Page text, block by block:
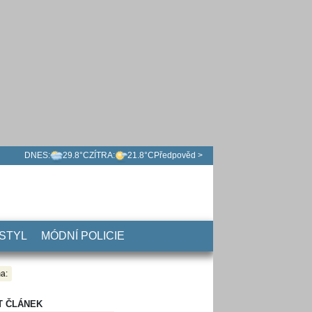
DNES: 29.8°CZÍTRA: 21.8°C Předpověd >
MÓDNÍ POLICIE
ČLÁNEK